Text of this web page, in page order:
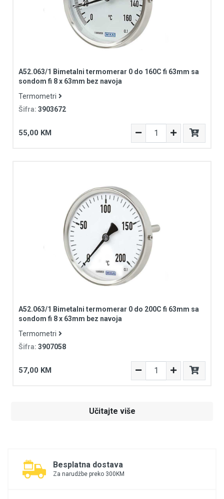
A52.063/1 Bimetalni termomerar 0 do 160C fi 63mm sa
sondom fi 8 x 63mm bez navoja
Termometri
Šifra: 3903672
55,00 KM
A52.063/1 Bimetalni termomerar 0 do 200C fi 63mm sa
sondom fi 8 x 63mm bez navoja
Termometri
Šifra: 3907058
57,00 KM
Učitajte više
Besplatna dostava
Za narudžbe preko 300KM